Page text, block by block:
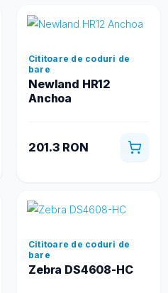
Cititoare de coduri de
bare
Newland HR12
Anchoa
201.3 RON
Cititoare de coduri de
bare
Zebra DS4608-HC